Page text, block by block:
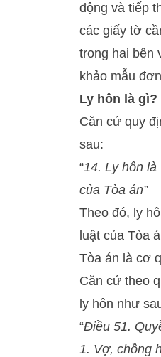
động và tiếp
các giấy tờ
trong hai bên
khảo mẫu
Ly hôn là
Căn cứ quy
sau:
“14. Ly hôn
của Tòa án”
Theo đó, ly
luật của Tòa
Tòa án là cơ
Căn cứ theo
ly hôn như
“Điều 51.
1. Vợ, chồng